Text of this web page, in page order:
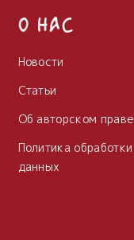
О нас
Новости
Статьи
Об авторском праве
Политика
данных